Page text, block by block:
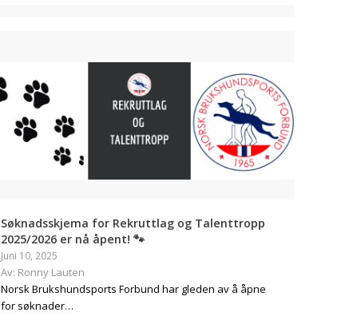
Søknadsskjema for Rekruttlag og Talenttropp
2025/2026 er nå åpent! 🐾
Juni 10, 2025
Av: Ronny Lauten
Norsk Brukshundsports Forbund har gleden av å åpne
for søknader…